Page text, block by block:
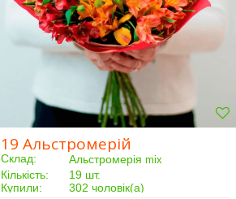
19 Альстромерій
Склад: Альстромерія mix
Кількість:
19 шт.
Купили:
302 чоловік(а)